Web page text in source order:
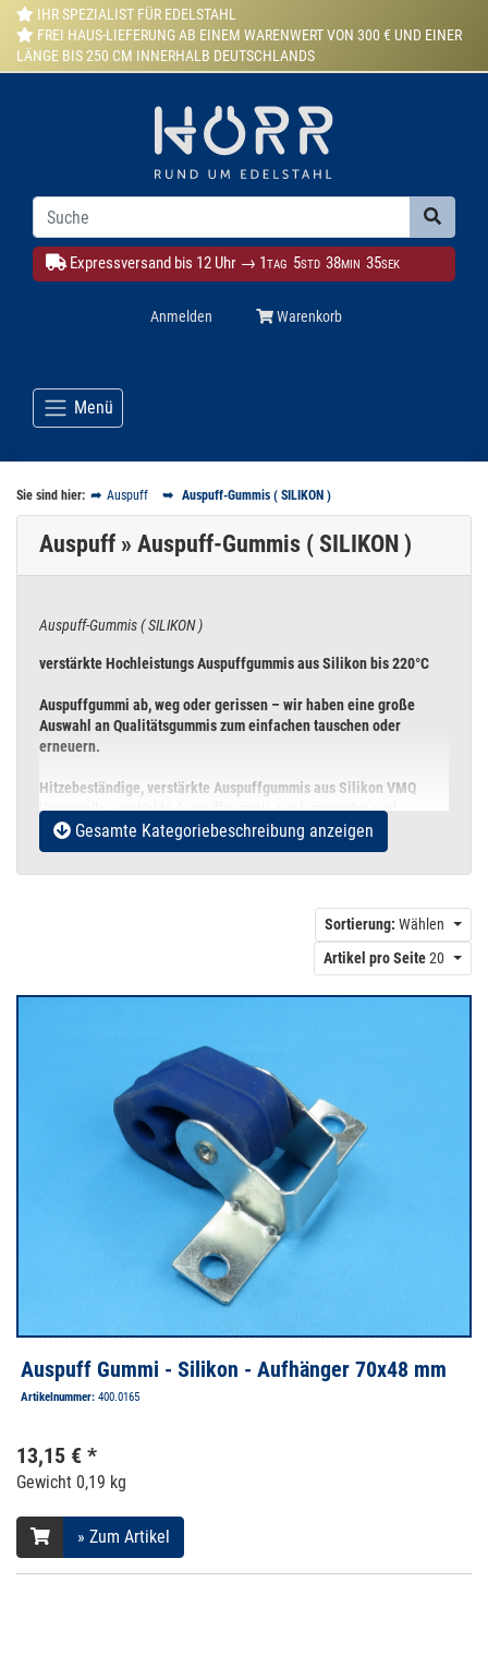
IHR SPEZIALIST FÜR EDELSTAHL
FREI HAUS-LIEFERUNG AB EINEM WARENWERT VON 300 € UND EINER
LÄNGE BIS 250 CM INNERHALB DEUTSCHLANDS
Expressversand bis 12 Uhr → 1TAG 5STD 38MIN 33SEK
Anmelden Warenkorb
Menü
Sie sind hier: Auspuff Auspuff-Gummis ( SILIKON )
Auspuff » Auspuff-Gummis ( SILIKON )
Auspuff-Gummis ( SILIKON )
verstärkte Hochleistungs Auspuffgummis aus Silikon bis 220°C
Auspuffgummi ab, weg oder gerissen – wir haben eine große
Auswahl an Qualitätsgummis zum einfachen tauschen oder
erneuern.
Hitzebeständige, verstärkte Auspuffgummis aus Silikon VMQ
Universelle, verstärkte Auspuffgummis aus temperatur- und
witterungsbeständigem Silikon VMQ für höchste Bean­spru­chung
und Stabilität. Die verstärkte Auspuffgummis besitzen eine extreme
Wettbewerbsfahrzeuge unter härtesten Bedingungen.
Die Standard Aufhängungspunkte bei Sport- und
Rennsportauspuffanlagen sind häufig nicht bzw. nur ungenügend
thermisch entkoppelt. Der starke Temperaturanstieg im Halter
weicher und instabiler wird, bis es letztendlich reißt. Im
ungünstigsten Fall, bei über +90° C, wird das schwarze, Standard
Gummi aus Naturkautschuk so weich, dass es kaum noch Kräfte
aufnehmen kann.
Die Auspuffanlage, sowie die fahrdynamischen Kräfte die darauf
einwirken, sind dann einfach zu viel für das durch Hitze
geschwächte Gummi und es reißt.
Gesamte Kategoriebeschreibung anzeigen
Sortierung: Wählen
Artikel pro Seite 20
Auspuff Gummi - Silikon - Aufhänger 70x48 mm
Artikelnummer: 400.0165
13,15 € *
Gewicht 0,19 kg
» Zum Artikel